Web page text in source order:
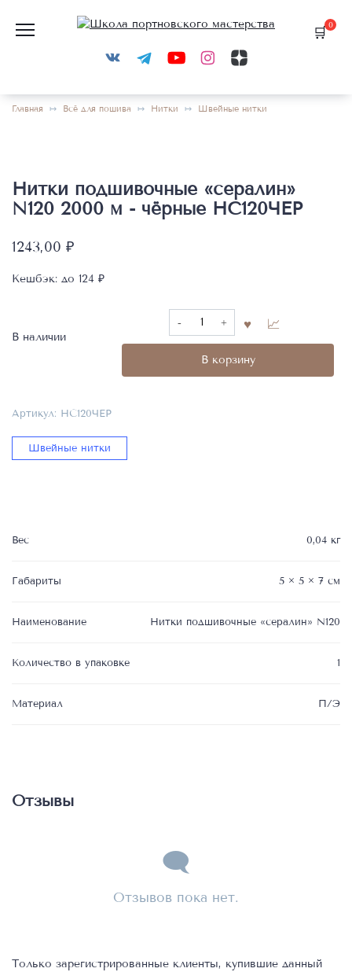
содержанию
0
Главная Всё для пошива Нитки Швейные нитки
Нитки подшивочные «сералин»
N120 2000 м - чёрные НС120ЧЕР
1243,00 ₽
Кешбэк: до 124 ₽
В наличии
Количество
товара
подшивочные
В корзину
Артикул: НС120ЧЕР
Швейные нитки
Вес 0,04 кг
Габариты 5 × 5 × 7 см
Наименование Нитки подшивочные «сералин» N120
Количество в упаковке 1
Материал П/Э
Отзывы
Отзывов пока нет.
Только зарегистрированные клиенты, купившие данный